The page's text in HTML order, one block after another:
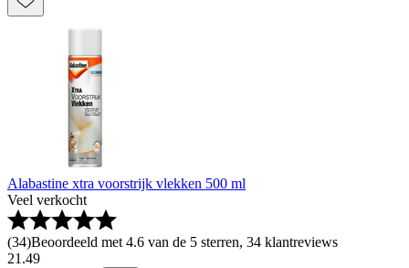
Alabastine xtra voorstrijk vlekken 500 ml
Veel verkocht
(34)Beoordeeld met 4.6 van de 5 sterren, 34 klantreviews
21 .49